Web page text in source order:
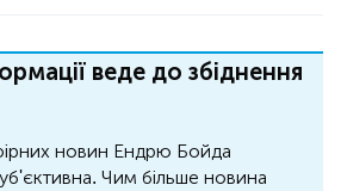
веде до збіднення
новин Ендрю Бойда
Чим більше новина